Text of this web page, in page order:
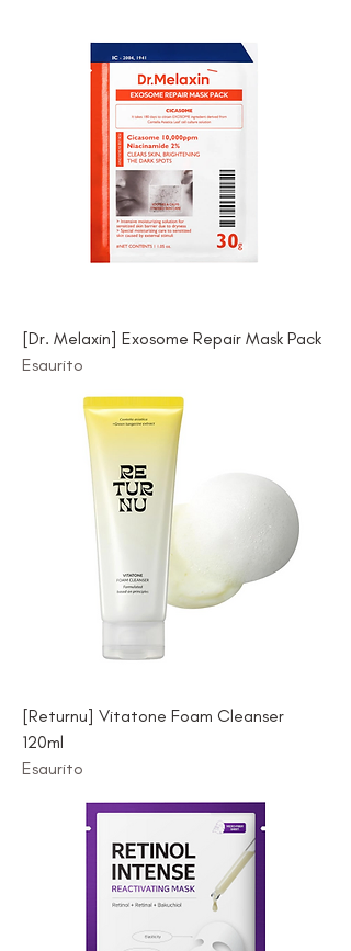
[Dr. Melaxin] Exosome Repair Mask Pack
Esaurito
[Returnu] Vitatone Foam Cleanser
120ml
Esaurito